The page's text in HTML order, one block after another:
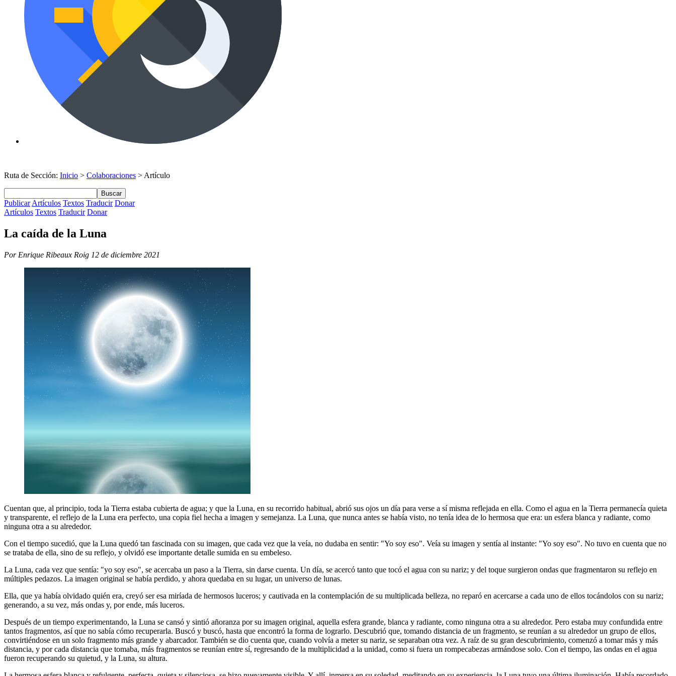
Ruta de Sección: Inicio > Colaboraciones > Artículo
Buscar
Publicar Artículos Textos Traducir Donar
Artículos Textos Traducir Donar
La caída de la Luna
Por Enrique Ribeaux Roig 12 de diciembre 2021
Cuentan que, al principio, toda la Tierra estaba cubierta de agua; y que la Luna, en su recorrido habitual, abrió sus ojos un día para verse a sí misma reflejada en ella. Como el agua en la Tierra permanecía quieta
y transparente, el reflejo de la Luna era perfecto, una copia fiel hecha a imagen y semejanza. La Luna, que nunca antes se había visto, no tenía idea de lo hermosa que era: un esfera blanca y radiante, como
ninguna otra a su alrededor.
Con el tiempo sucedió, que la Luna quedó tan fascinada con su imagen, que cada vez que la veía, no dudaba en sentir: "Yo soy eso". Veía su imagen y sentía al instante: "Yo soy eso". No tuvo en cuenta que no
se trataba de ella, sino de su reflejo, y olvidó ese importante detalle sumida en su embeleso.
La Luna, cada vez que sentía: "yo soy eso", se acercaba un paso a la Tierra, sin darse cuenta. Un día, se acercó tanto que tocó el agua con su nariz; y del toque surgieron ondas que fragmentaron su reflejo en
múltiples pedazos. La imagen original se había perdido, y ahora quedaba en su lugar, un universo de lunas.
Ella, que ya había olvidado quién era, creyó ser esa miríada de hermosos luceros; y cautivada en la contemplación de su multiplicada belleza, no reparó en acercarse a cada uno de ellos tocándolos con su nariz;
generando, a su vez, más ondas y, por ende, más luceros.
Después de un tiempo experimentando, la Luna se cansó y sintió añoranza por su imagen original, aquella esfera grande, blanca y radiante, como ninguna otra a su alrededor. Pero estaba muy confundida entre
tantos fragmentos, así que no sabía cómo recuperarla. Buscó y buscó, hasta que encontró la forma de lograrlo. Descubrió que, tomando distancia de un fragmento, se reunían a su alrededor un grupo de ellos,
convirtiéndose en un solo fragmento más grande y abarcador. También se dio cuenta que, cuando volvía a meter su nariz, se separaban otra vez. A raíz de su gran descubrimiento, comenzó a tomar más y más
distancia, y por cada distancia que tomaba, más fragmentos se reunían entre sí, regresando de la multiplicidad a la unidad, como si fuera un rompecabezas armándose solo. Con el tiempo, las ondas en el agua
fueron recuperando su quietud, y la Luna, su altura.